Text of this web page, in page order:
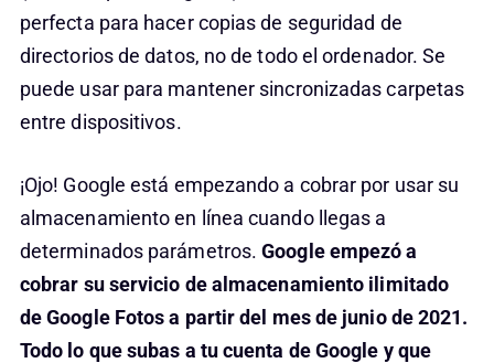
perfecta para hacer copias de seguridad de
directorios de datos, no de todo el ordenador. Se
puede usar para mantener sincronizadas carpetas
entre dispositivos.
¡Ojo! Google está empezando a cobrar por usar su
almacenamiento en línea cuando llegas a
determinados parámetros.Google empezó a
cobrar su servicio de almacenamiento ilimitado
de Google Fotos a partir del mes de junio de 2021.
Todo lo que subas a tu cuenta de Google y que